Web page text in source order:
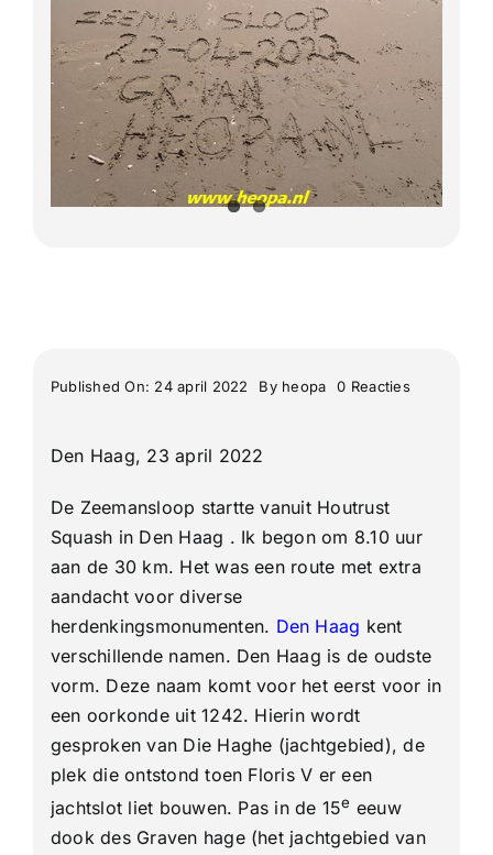
Lange Afstand Wandeltochten
Meerdaagse tochten
Buitenlandse Wandelingen
Published On: 24 april 2022 By heopa 0 Reactieson
Km
Den Haag, 23 april 2022
De Zeemansloop startte vanuit Houtrust
Squash in Den Haag . Ik begon om 8.10 uur
aan de 30 km. Het was een route met extra
aandacht voor diverse
herdenkingsmonumenten. Den Haag kent
verschillende namen. Den Haag is de oudste
vorm. Deze naam komt voor het eerst voor in
een oorkonde uit 1242. Hierin wordt
gesproken van Die Haghe (jachtgebied), de
plek die ontstond toen Floris V er een
jachtslot liet bouwen. Pas in de 15e eeuw
dook des Graven hage (het jachtgebied van